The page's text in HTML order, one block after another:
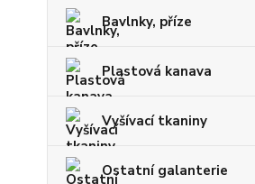
Bavlnky, příze
Plastová kanava
Vyšívací tkaniny
Ostatní galanterie